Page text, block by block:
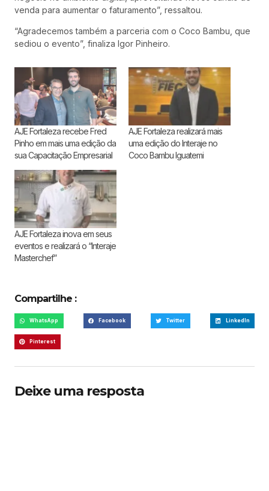
venda para aumentar o faturamento”, ressaltou.
“Agradecemos também a parceria com o Coco Bambu, que
sediou o evento”, finaliza Igor Pinheiro.
AJE Fortaleza recebe Fred
Pinho em mais uma edição da
sua Capacitação Empresarial
AJE Fortaleza realizará mais
uma edição do Interaje no
Coco Bambu Iguatemi
AJE Fortaleza inova em seus
eventos e realizará o “Interaje
Masterchef”
Compartilhe :
WhatsApp Facebook Twitter LinkedIn
Pinterest
Deixe uma resposta